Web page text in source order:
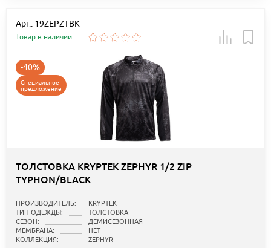
Арт.: 19ZEPZTBK
Товар в наличии
-40%
Специальное
предложение
ТОЛСТОВКА KRYPTEK ZEPHYR 1/2 ZIP
TYPHON/BLACK
ПРОИЗВОДИТЕЛЬ:
KRYPTEK
ТИП ОДЕЖДЫ:
ТОЛСТОВКА
СЕЗОН:
ДЕМИСЕЗОННАЯ
МЕМБРАНА:
НЕТ
КОЛЛЕКЦИЯ:
ZEPHYR